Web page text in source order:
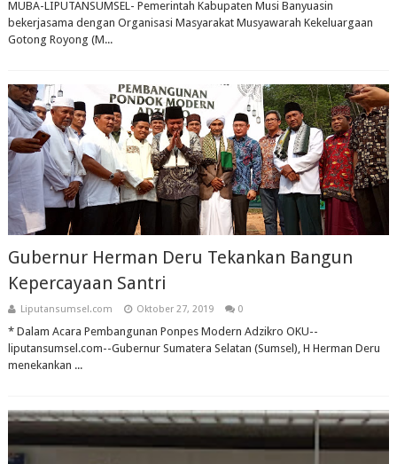
MUBA-LIPUTANSUMSEL- Pemerintah Kabupaten Musi Banyuasin
bekerjasama dengan Organisasi Masyarakat Musyawarah Kekeluargaan
Gotong Royong (M...
Gubernur Herman Deru Tekankan Bangun
Kepercayaan Santri
Liputansumsel.com Oktober 27, 2019 0
* Dalam Acara Pembangunan Ponpes Modern Adzikro OKU--
liputansumsel.com--Gubernur Sumatera Selatan (Sumsel), H Herman Deru
menekankan ...